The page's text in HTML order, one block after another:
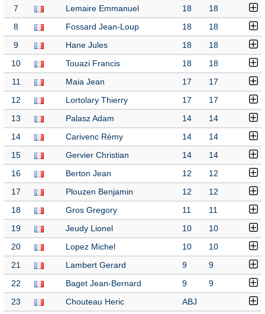
7 Lemaire Emmanuel 18 18
8 Fossard Jean-Loup 18 18
9 Hane Jules 18 18
10 Touazi Francis 18 18
11 Maia Jean 17 17
12 Lortolary Thierry 17 17
13 Palasz Adam 14 14
14 Carivenc Rémy 14 14
15 Gervier Christian 14 14
16 Berton Jean 12 12
17 Plouzen Benjamin 12 12
18 Gros Gregory 11 11
19 Jeudy Lionel 10 10
20 Lopez Michel 10 10
21 Lambert Gerard 9 9
22 Baget Jean-Bernard 9 9
23 Chouteau Heric ABJ